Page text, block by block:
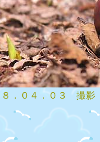
．０４．０３ 撮